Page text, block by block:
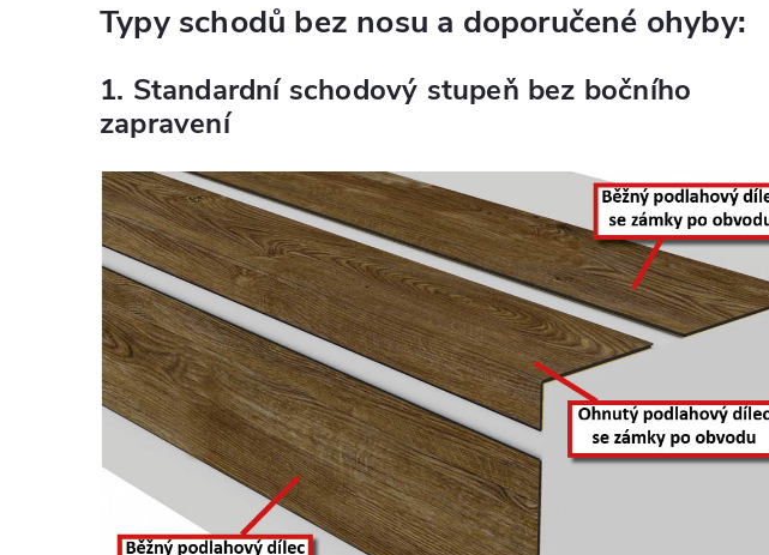
Typy schodů bez nosu a doporučené ohyby:
1. Standardní schodový stupeň bez bočního
zapravení